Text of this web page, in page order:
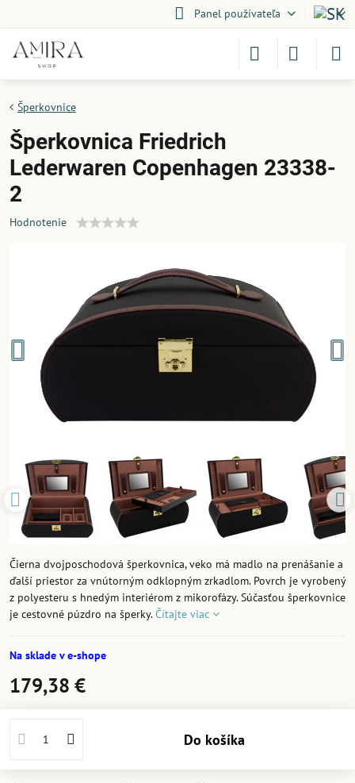
Panel používateľa
Šperkovnice
Šperkovnica Friedrich
Lederwaren Copenhagen 23338-
2
Hodnotenie
Čierna dvojposchodová šperkovnica, veko má madlo na prenášanie a
ďalší priestor za vnútorným odklopným zrkadlom. Povrch je vyrobený
z polyesteru s hnedým interiérom z mikorofázy. Súčasťou šperkovnice
je cestovné púzdro na šperky.Čítajte viac
Na sklade v e-shope
179,38 €
Do košíka